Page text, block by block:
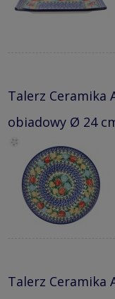
Talerz Ceramika
obiadowy Ø 24
Talerz Ceramika